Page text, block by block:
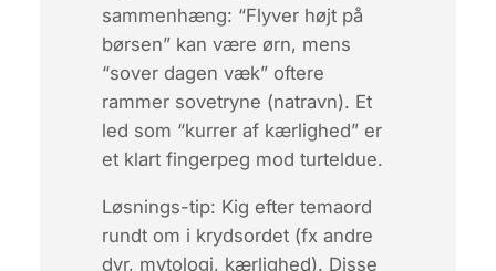
sammen­hæng: “Flyver højt på
børsen” kan være ørn, mens
“sover dagen væk” oftere
rammer sovetryne (natravn). Et
led som “kurrer af kærlighed” er
et klart fingerpeg mod turteldue.
Løsnings-tip: Kig efter temaord
rundt om i krydsordet (fx andre
dyr, mytologi, kærlighed). Disse